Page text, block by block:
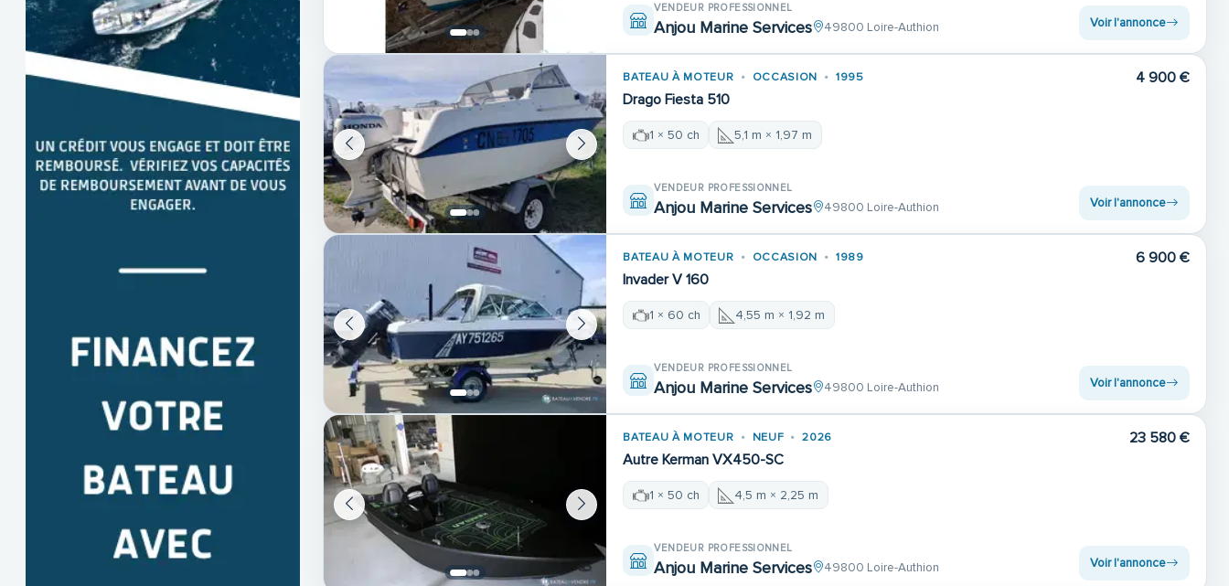
VENDEUR PROFESSIONNEL
Anjou Marine Services 49800 Loire-Authion Voir l'annonce
BATEAU À MOTEUR OCCASION 1995
Drago Fiesta 510
4 900 €
1 × 50 ch 5,1 m × 1,97 m
VENDEUR PROFESSIONNEL
Anjou Marine Services 49800 Loire-Authion Voir l'annonce
BATEAU À MOTEUR OCCASION 1989
Invader V 160
6 900 €
1 × 60 ch 4,55 m × 1,92 m
VENDEUR PROFESSIONNEL
Anjou Marine Services 49800 Loire-Authion Voir l'annonce
BATEAU À MOTEUR NEUF 2026
Autre Kerman VX450-SC
23 580 €
1 × 50 ch 4,5 m × 2,25 m
VENDEUR PROFESSIONNEL
Anjou Marine Services 49800 Loire-Authion Voir l'annonce